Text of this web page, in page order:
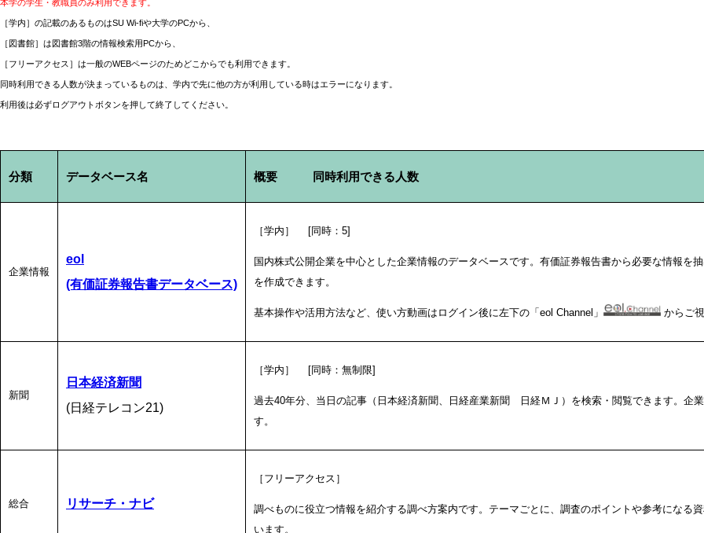
本学の学生・教職員のみ利用できます。
［学内］の記載のあるものはSU Wi-fiや大学のPCから、
［図書館］は図書館3階の情報検索用PCから、
［フリーアクセス］は一般のWEBページのためどこからでも利用できます。
同時利用できる人数が決まっているものは、学内で先に他の方が利用している時はエラーになります。
利用後は必ずログアウトボタンを押して終了してください。
分類 データベース名 概要 同時利用できる人数
企業情報
eol
(有価証券報告書データベース)
［学内］ [同時：5]
国内株式公開企業を中心とした企業情報のデータベースです。有価証券報告書から必要な情報を
を作成できます。
基本操作や活用方法など、使い方動画はログイン後に左下の「eol Channel」 からご
新聞
日本経済新聞
(日経テレコン21)
［学内］ [同時：無制限]
過去40年分、当日の記事（日本経済新聞、日経産業新聞 日経ＭＪ）を検索・閲覧できます。企
す。
総合 リサーチ・ナビ
［フリーアクセス］
調べものに役立つ情報を紹介する調べ方案内です。テーマごとに、調査のポイントや参考になる
います。